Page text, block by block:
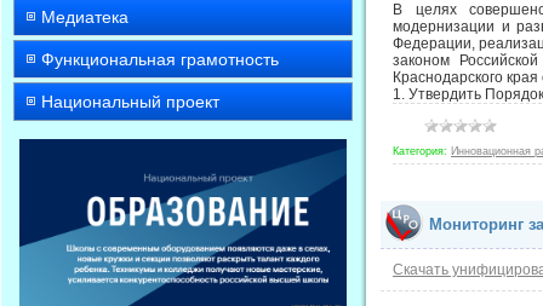
Медиатека
Функциональная грамотность
Национальный проект
В целях
модернизации и
Федерации,
законом
Краснодарского
1. Утвердить
Категория: Инновационная
Мониторинг
Скачать